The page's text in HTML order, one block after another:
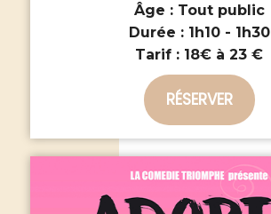
Âge :Tout public
Durée :1h10 - 1h30
Tarif : 18€ à 23 €
RÉSERVER